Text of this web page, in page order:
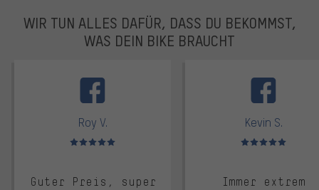
WIR TUN ALLES DAFÜR, DASS DU BEKOMMST,
WAS DEIN BIKE BRAUCHT
Roy V.
Bewertungen: 5 von 5
Guter Preis, super
Kevin S.
Bewertungen: 5 von 5
Immer extrem